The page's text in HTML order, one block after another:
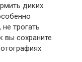
диких
трогать
вы сохраните